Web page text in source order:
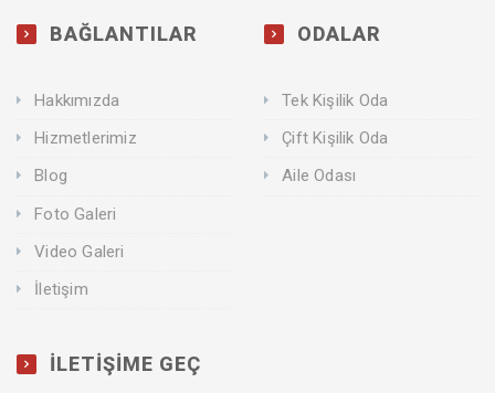
BAĞLANTILAR
Hakkımızda
Hizmetlerimiz
Blog
Foto Galeri
Video Galeri
İletişim
ODALAR
Tek Kişilik Oda
Çift Kişilik Oda
Aile Odası
İLETİŞİME GEÇ